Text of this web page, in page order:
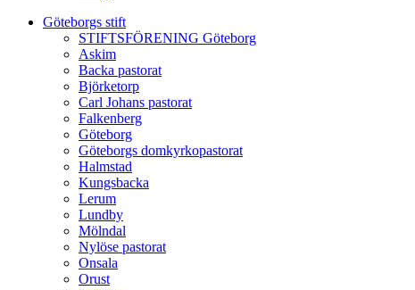
Göteborgs stift
STIFTSFÖRENING Göteborg
Askim
Backa pastorat
Björketorp
Carl Johans pastorat
Falkenberg
Göteborg
Göteborgs domkyrkopastorat
Halmstad
Kungsbacka
Lerum
Lundby
Mölndal
Nylöse pastorat
Onsala
Orust